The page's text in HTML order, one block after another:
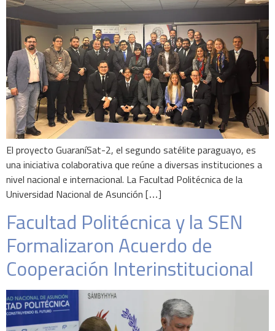
El proyecto GuaraníSat-2, el segundo satélite paraguayo, es
una iniciativa colaborativa que reúne a diversas instituciones a
nivel nacional e internacional. La Facultad Politécnica de la
Universidad Nacional de Asunción […]
Facultad Politécnica y la SEN
Formalizaron Acuerdo de
Cooperación Interinstitucional